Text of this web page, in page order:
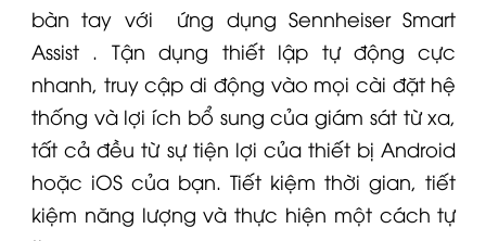
bàn tay với ứng dụng Sennheiser Smart
Assist. Tận dụng thiết lập tự động cực
nhanh, truy cập di động vào mọi cài đặt hệ
thống và lợi ích bổ sung của giám sát từ xa,
tất cả đều từ sự tiện lợi của thiết bị Android
hoặc iOS của bạn. Tiết kiệm thời gian, tiết
kiệm năng lượng và thực hiện một cách tự